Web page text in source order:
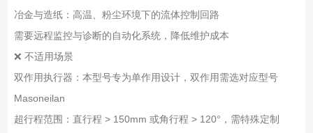
冶金与造纸：高温、粉尘环境下的流体控制回路
需要远程监控与诊断的自动化系统，降低维护成本
❌ 不适用场景
双作用执行器：本型号专为单作用设计，双作用需选对应型号
Masoneilan
超行程范围：直行程 > 150mm 或角行程 > 120°，需特殊定制